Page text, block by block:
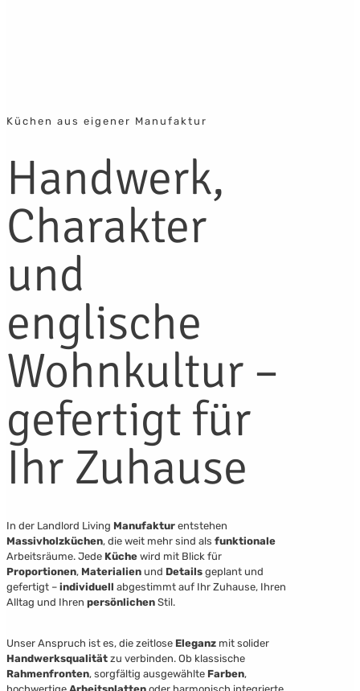
Küchen aus eigener Manufaktur
Handwerk,
Charakter
und
englische
Wohnkultur –
gefertigt für
Ihr Zuhause
In der Landlord Living Manufaktur entstehen
Massivholzküchen, die weit mehr sind als funktionale
Arbeitsräume. Jede Küche wird mit Blick für
Proportionen, Materialien und Details geplant und
gefertigt – individuell abgestimmt auf Ihr Zuhause, Ihren
Alltag und Ihren persönlichen Stil.
Unser Anspruch ist es, die zeitlose Eleganz mit solider
Handwerksqualität zu verbinden. Ob klassische
Rahmenfronten, sorgfältig ausgewählte Farben,